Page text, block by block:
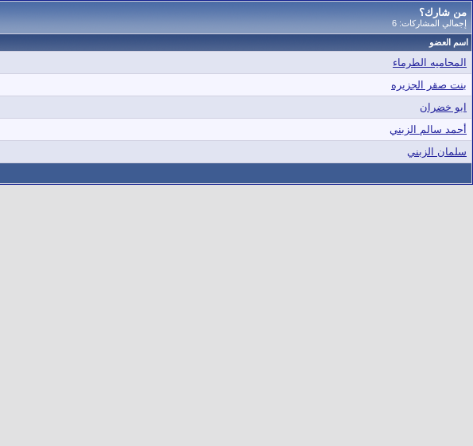
من شارك؟
إجمالي المشاركات: 6
اسم العضو
المحاميه الطرماء
بنت صقر الجزيره
ابو خضران
أحمد سالم الزبني
سلمان الزبني